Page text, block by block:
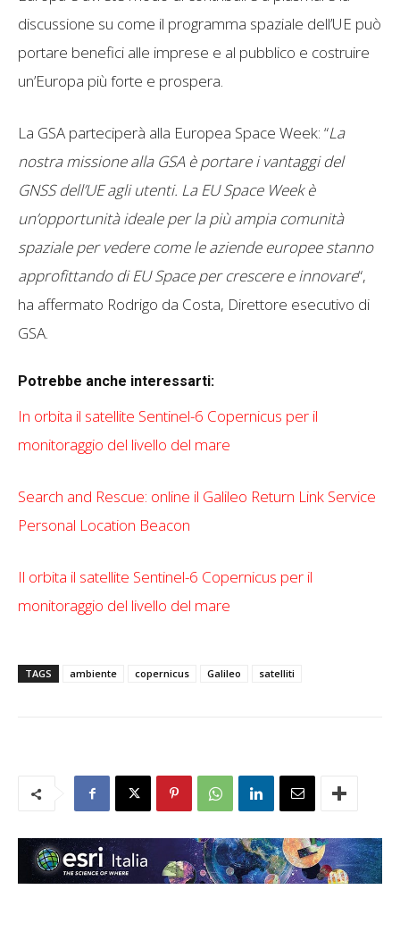
discussione su come il programma spaziale dell’UE può
portare benefici alle imprese e al pubblico e costruire
un’Europa più forte e prospera.
La GSA parteciperà alla Europea Space Week: “La
nostra missione alla GSA è portare i vantaggi del
GNSS dell’UE agli utenti. La EU Space Week è
un’opportunità ideale per la più ampia comunità
spaziale per vedere come le aziende europee stanno
approfittando di EU Space per crescere e innovare“,
ha affermato Rodrigo da Costa, Direttore esecutivo di
GSA.
Potrebbe anche interessarti:
In orbita il satellite Sentinel-6 Copernicus per il
monitoraggio del livello del mare
Search and Rescue: online il Galileo Return Link Service
Personal Location Beacon
Il orbita il satellite Sentinel-6 Copernicus per il
monitoraggio del livello del mare
TAGS ambiente copernicus Galileo satelliti